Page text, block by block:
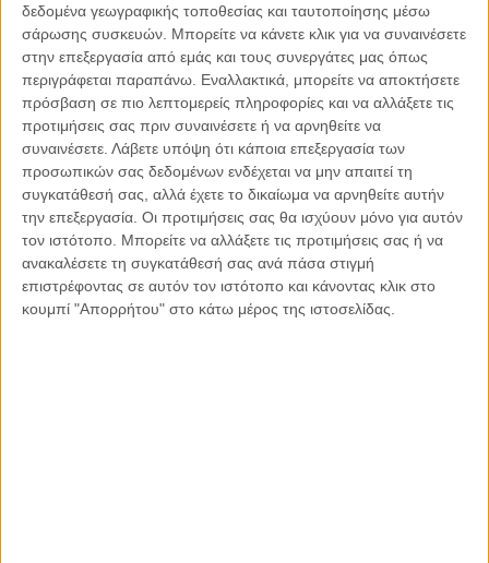
δεδομένα γεωγραφικής τοποθεσίας και ταυτοποίησης μέσω
σάρωσης συσκευών. Μπορείτε να κάνετε κλικ για να συναινέσετε
στην επεξεργασία από εμάς και τους συνεργάτες μας όπως
περιγράφεται παραπάνω. Εναλλακτικά, μπορείτε να αποκτήσετε
πρόσβαση σε πιο λεπτομερείς πληροφορίες και να αλλάξετε τις
προτιμήσεις σας πριν συναινέσετε ή να αρνηθείτε να
συναινέσετε. Λάβετε υπόψη ότι κάποια επεξεργασία των
προσωπικών σας δεδομένων ενδέχεται να μην απαιτεί τη
συγκατάθεσή σας, αλλά έχετε το δικαίωμα να αρνηθείτε αυτήν
την επεξεργασία. Οι προτιμήσεις σας θα ισχύουν μόνο για αυτόν
τον ιστότοπο. Μπορείτε να αλλάξετε τις προτιμήσεις σας ή να
ανακαλέσετε τη συγκατάθεσή σας ανά πάσα στιγμή
επιστρέφοντας σε αυτόν τον ιστότοπο και κάνοντας κλικ στο
κουμπί "Απορρήτου" στο κάτω μέρος της ιστοσελίδας.
Αντώνιος Ντακανάλης
Τέμπη: Η Κορυφή του Παγόβουνου
μιας Κοινωνίας που βράζει
Γιάννης Πανούσης
Μικροδιάβολοι ή άγουροι
εγκληματίες; – Άρθρο – παρέμβαση
στο Propago του Γιάννη Πανούση